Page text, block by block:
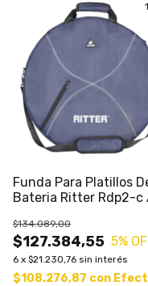
1
Funda Para Platillos
Bateria Ritter Rdp2-c
$127.384,55
$134.089,00
5%
6 x $21.230,76 sin interés
$108.276,87 con